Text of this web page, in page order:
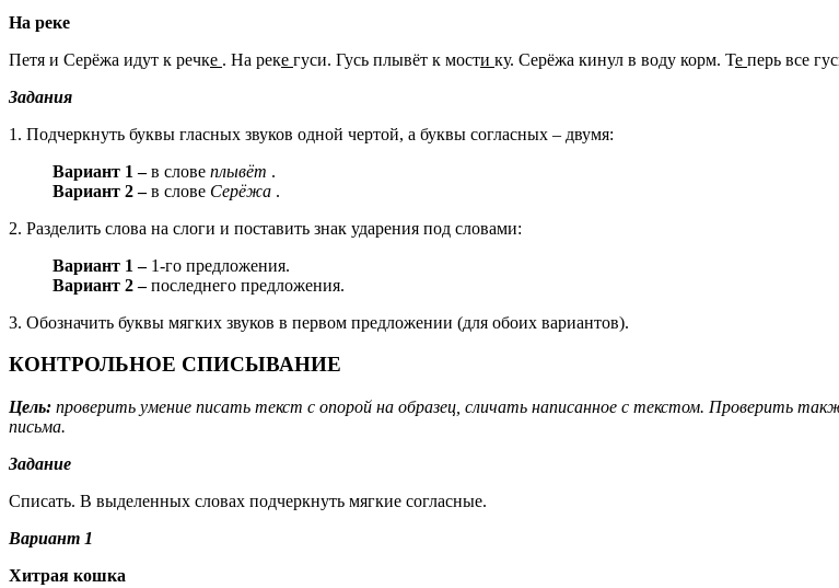
На реке
Петя и Серёжа идут к речке . На реке гуси. Гусь плывёт к мости ку. Серёжа кинул в воду корм. Те перь все
Задания
1. Подчеркнуть буквы гласных звуков одной чертой, а буквы согласных – двумя:
Вариант 1 –в слове плывёт .
Вариант 2 –в слове Серёжа .
2. Разделить слова на слоги и поставить знак ударения под словами:
Вариант 1 – 1-го предложения.
Вариант 2 –последнего предложения.
3. Обозначить буквы мягких звуков в первом предложении (для обоих вариантов).
КОНТРОЛЬНОЕ СПИСЫВАНИЕ
Цель: проверить умение писать текст с опорой на образец, сличать написанное с текстом. Проверить
письма.
Задание
Списать. В выделенных словах подчеркнуть мягкие согласные.
Вариант 1
Хитрая кошка